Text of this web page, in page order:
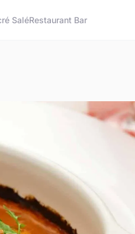
SaléRestaurant Bar